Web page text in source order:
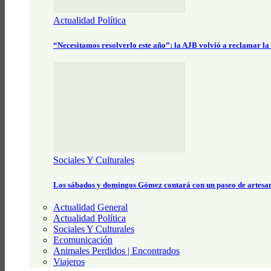
Actualidad Política
“Necesitamos resolverlo este año”: la AJB volvió a reclamar
Sociales Y Culturales
Los sábados y domingos Gómez contará con un paseo de
Actualidad General
Actualidad Política
Sociales Y Culturales
Ecomunicación
Animales Perdidos | Encontrados
Viajeros